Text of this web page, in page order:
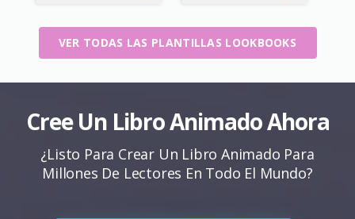
VER TODAS LAS PLANTILLAS LOOKBOOKS
Cree Un Libro Animado Ahora
¿Listo Para Crear Un Libro Animado Para
Millones De Lectores En Todo El Mundo?